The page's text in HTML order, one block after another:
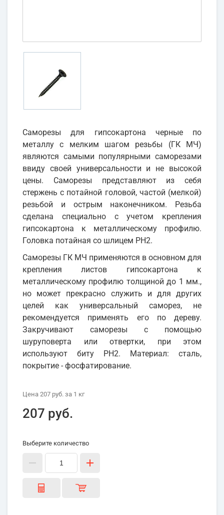
Cаморезы для гипсокартона черные по
металлу с мелким шагом резьбы (ГК МЧ)
являются самыми популярными саморезами
ввиду своей универсальности и не высокой
цены. Саморезы представляют из себя
стержень с потайной головой, частой (мелкой)
резьбой и острым наконечником. Резьба
сделана специально с учетом крепления
гипсокартона к металлическому профилю.
Головка потайная со шлицем PH2.
Саморезы ГК МЧ применяются в основном для
крепления листов гипсокартона к
металлическому профилю толщиной до 1 мм.,
но может прекрасно служить и для других
целей как универсальный саморез, не
рекомендуется применять его по дереву.
Закручивают саморезы с помощью
шуруповерта или отвертки, при этом
используют биту PH2. Материал: сталь,
покрытие - фосфатирование.
Цена 207 руб. за 1 кг
207 руб.
Выберите количество